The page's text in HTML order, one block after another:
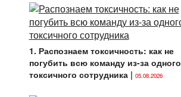
1. Распознаем токсичность: как не
погубить всю команду из-за одного
токсичного сотрудника| 05.08.2026